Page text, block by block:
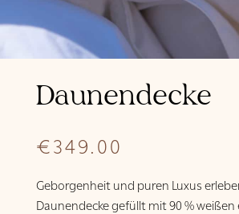
Daunendecke
€349.00
Geborgenheit und puren Luxus
Daunendecke gefüllt mit 90 %